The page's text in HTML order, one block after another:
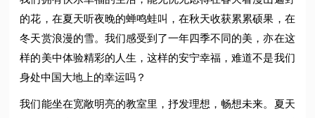
的花，在夏天听夜晚的蝉鸣蛙叫，在秋天收获累累硕果，在
冬天赏浪漫的雪。我们感受到了一年四季不同的美，亦在这
样的美中体验精彩的人生，这样的安宁幸福，难道不是我们
身处中国大地上的幸运吗？
我们能坐在宽敞明亮的教室里，抒发理想，畅想未来。夏天